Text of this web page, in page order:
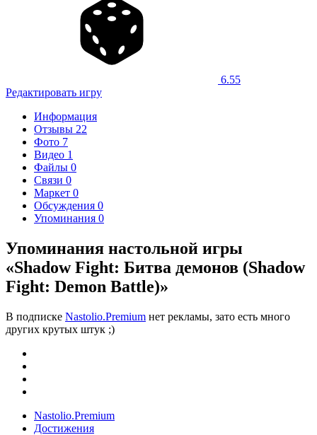
6.55
Редактировать игру
Информация
Отзывы 22
Фото 7
Видео 1
Файлы 0
Связи 0
Маркет 0
Обсуждения 0
Упоминания 0
Упоминания настольной игры
«Shadow Fight: Битва демонов (Shadow
Fight: Demon Battle)»
В подписке Nastolio.Premium нет рекламы, зато есть много
других крутых штук ;)
Nastolio.Premium
Достижения